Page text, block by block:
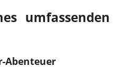
umfassenden
Abenteuer